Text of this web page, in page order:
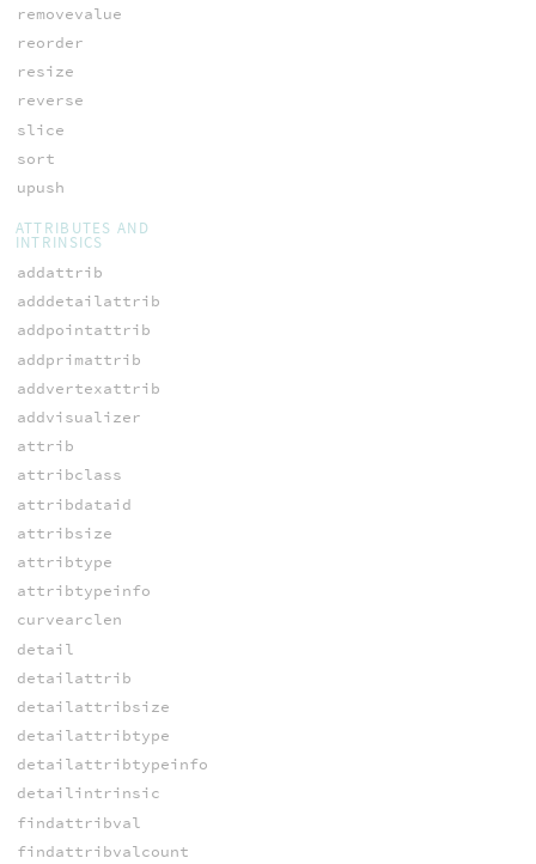
removevalue
reorder
resize
reverse
slice
sort
upush
ATTRIBUTES AND
INTRINSICS
addattrib
adddetailattrib
addpointattrib
addprimattrib
addvertexattrib
addvisualizer
attrib
attribclass
attribdataid
attribsize
attribtype
attribtypeinfo
curvearclen
detail
detailattrib
detailattribsize
detailattribtype
detailattribtypeinfo
detailintrinsic
findattribval
findattribvalcount